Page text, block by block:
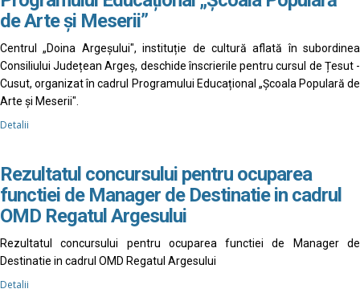
de Arte și Meserii”
Centrul „Doina Argeșului", instituție de cultură aflată în subordinea
Consiliului Județean Argeș, deschide înscrierile pentru cursul de Țesut -
Cusut, organizat în cadrul Programului Educațional „Școala Populară de
Arte și Meserii".
Detalii
Rezultatul concursului pentru ocuparea
functiei de Manager de Destinatie in cadrul
OMD Regatul Argesului
Rezultatul concursului pentru ocuparea functiei de Manager de
Destinatie in cadrul OMD Regatul Argesului
Detalii